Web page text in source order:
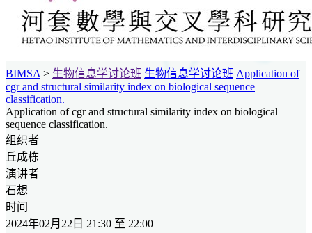
BIMSA > 生物信息学讨论班 生物信息学讨论班 Application of
cgr and structural similarity index on biological sequence
classification.
Application of cgr and structural similarity index on biological
sequence classification.
组织者
丘成栋
演讲者
石想
时间
2024年02月22日 21:30 至 22:00